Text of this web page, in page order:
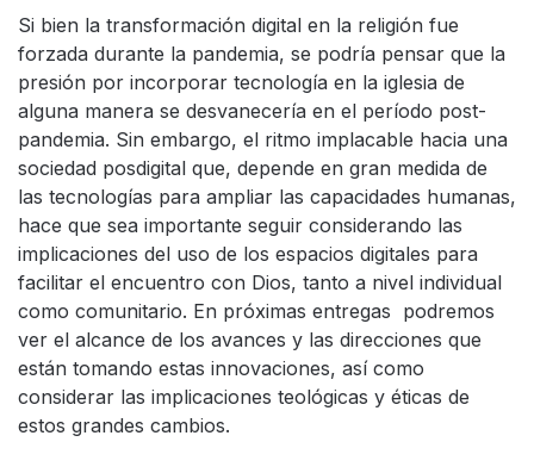
Si bien la transformación digital en la religión fue
forzada durante la pandemia, se podría pensar que la
presión por incorporar tecnología en la iglesia de
alguna manera se desvanecería en el período post-
pandemia. Sin embargo, el ritmo implacable hacia una
sociedad posdigital que, depende en gran medida de
las tecnologías para ampliar las capacidades humanas,
hace que sea importante seguir considerando las
implicaciones del uso de los espacios digitales para
facilitar el encuentro con Dios, tanto a nivel individual
como comunitario. En próximas entregas podremos
ver el alcance de los avances y las direcciones que
están tomando estas innovaciones, así como
considerar las implicaciones teológicas y éticas de
estos grandes cambios.